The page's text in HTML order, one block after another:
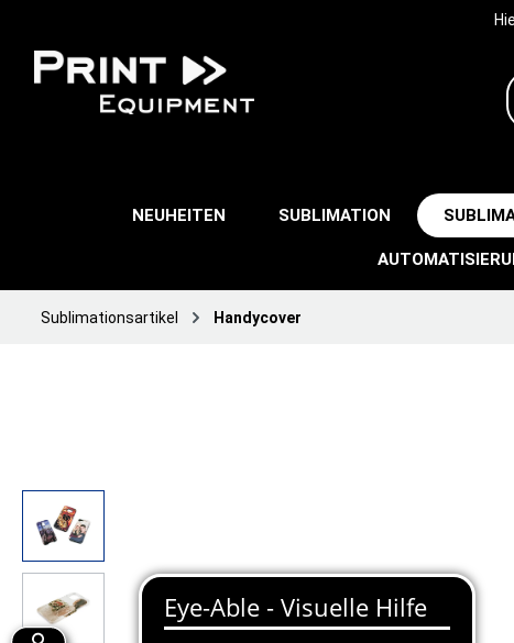
NEUHEITEN SUBLIMATION
Sublimationsartikel Handycover